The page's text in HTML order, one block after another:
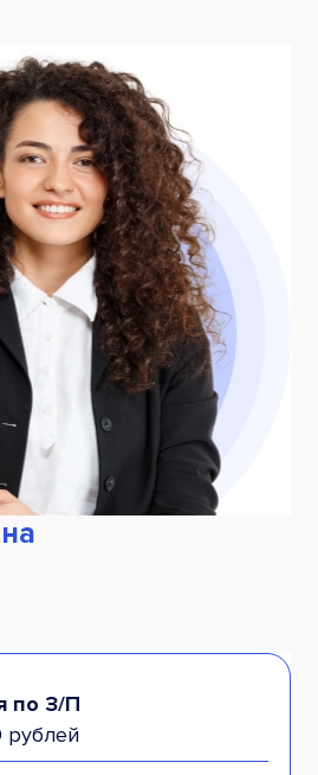
по З/П
рублей